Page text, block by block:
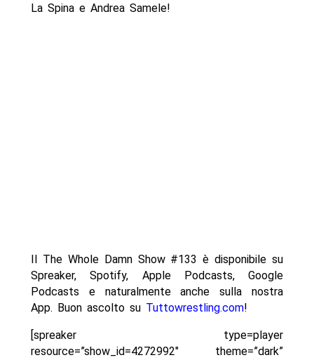
La Spina e Andrea Samele!
Il The Whole Damn Show #133 è disponibile su
Spreaker, Spotify, Apple Podcasts, Google
Podcasts e naturalmente anche sulla nostra
App. Buon ascolto su Tuttowrestling.com!
[spreaker type=player
resource=”show_id=4272992″ theme=”dark”